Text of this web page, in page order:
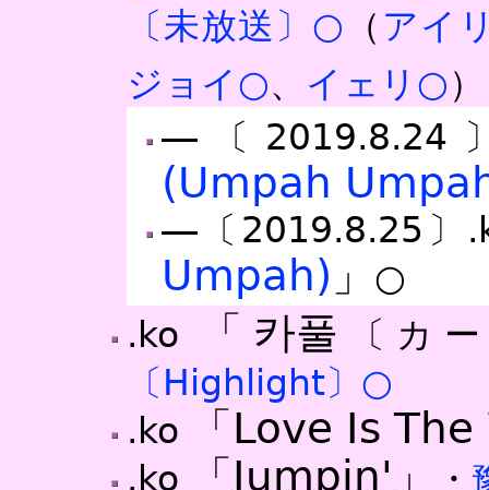
〔未放送〕○ （ アイ
ジョイ○、 イェリ○）
―〔2019.8.24
(Umpah
―〔2019.8.25〕
Umpah) 」
○
.ko
「카풀 〔カ
〔Highlight〕○
.ko
「Love Is
.ko 「Jumpin'」 ・